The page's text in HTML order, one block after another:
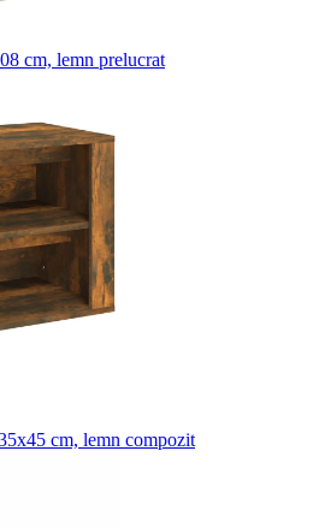
cm, lemn prelucrat
cm, lemn compozit